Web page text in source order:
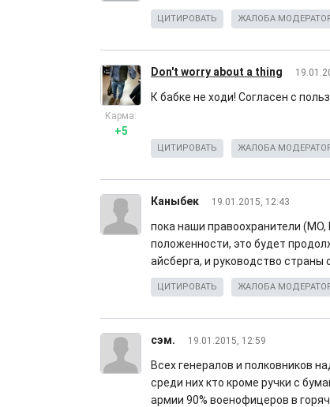
ЦИТИРОВАТЬ ЖАЛОБА
Don't worry about a thing
Карма:
+5
К бабке не ходи! Согласен с
ЦИТИРОВАТЬ ЖАЛОБА
Каныбек 19.01.2015, 12:43
пока наши правоохранители
положенности, это будет
айсберга, и руководство страны
ЦИТИРОВАТЬ ЖАЛОБА
сэм. 19.01.2015, 12:59
Всех генералов и полковников
среди них кто кроме ручки с
армии 90% военофицеров в